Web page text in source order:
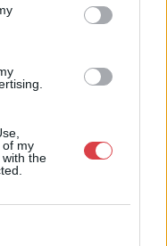
of my
the
4757, 266-4154, 318-
jutalék megfizetése
tételt nem személyesen